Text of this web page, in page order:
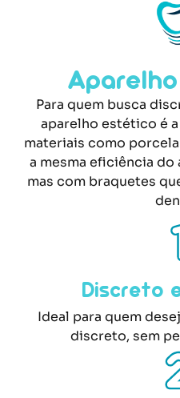
Para quem busca
aparelho estético é
materiais como
a mesma eficiência
mas com braquetes
Discreto
Ideal para quem
discreto, sem